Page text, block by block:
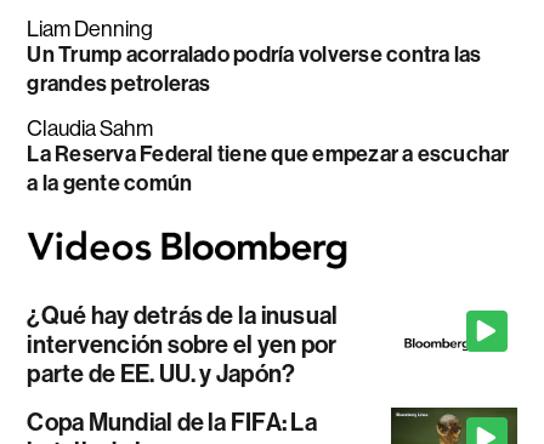
Liam Denning
Un Trump acorralado podría volverse contra las
grandes petroleras
Claudia Sahm
La Reserva Federal tiene que empezar a escuchar
a la gente común
¿Qué hay detrás de la inusual
intervención sobre el yen por
parte de EE. UU. y Japón?
Copa Mundial de la FIFA: La